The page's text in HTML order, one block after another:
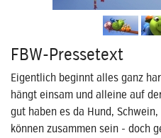
FBW-Pressetext
Eigentlich beginnt alles ganz
hängt einsam und alleine auf
gut haben es da Hund,
können zusammen sein - doch